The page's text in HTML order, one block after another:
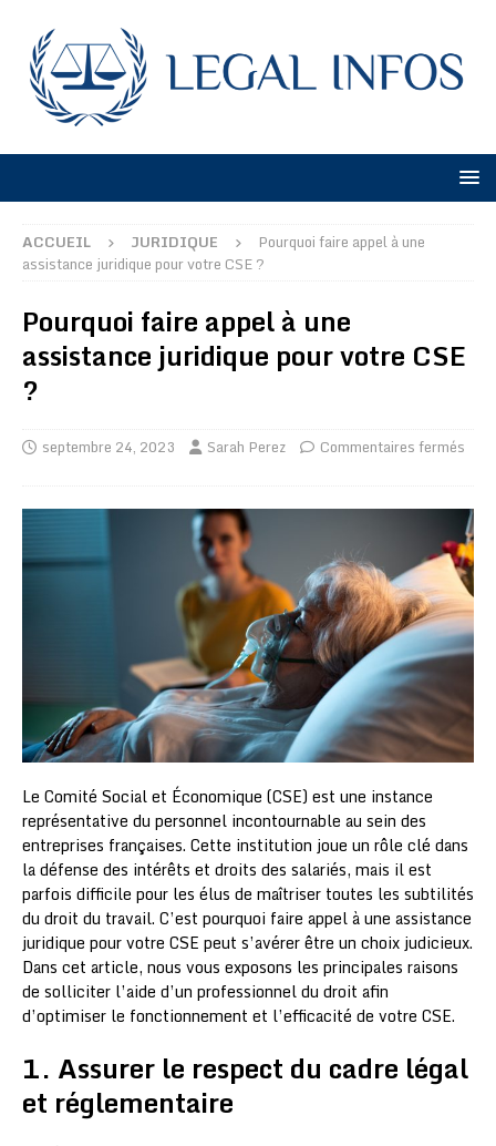
ACCUEIL JURIDIQUE
Pourquoi faire appel à une
assistance juridique pour votre CSE ?
Pourquoi faire appel à une
assistance juridique pour votre CSE
?
septembre 24, 2023 Sarah Perez Commentaires fermés
Le Comité Social et Économique (CSE) est une instance
représentative du personnel incontournable au sein des
entreprises françaises. Cette institution joue un rôle clé dans
la défense des intérêts et droits des salariés, mais il est
parfois difficile pour les élus de maîtriser toutes les subtilités
du droit du travail. C’est pourquoi faire appel à une assistance
juridique pour votre CSE peut s’avérer être un choix judicieux.
Dans cet article, nous vous exposons les principales raisons
de solliciter l’aide d’un professionnel du droit afin
d’optimiser le fonctionnement et l’efficacité de votre CSE.
1. Assurer le respect du cadre légal
et réglementaire